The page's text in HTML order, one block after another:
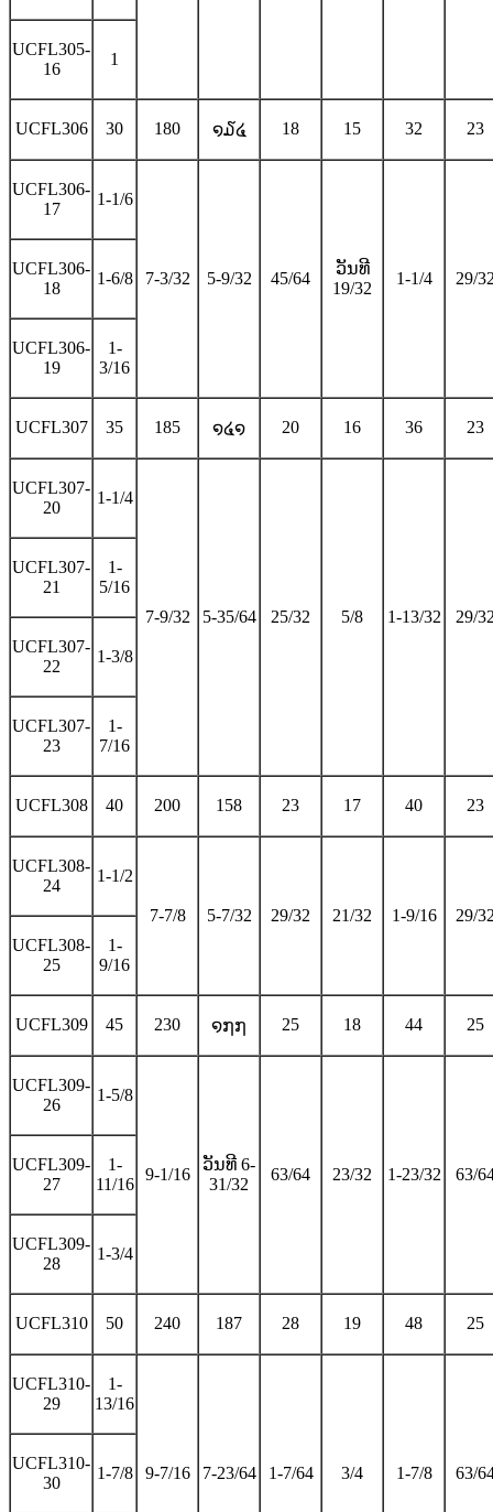
UCFL305-
16
1
UCFL306 30 180 ໑໓໔ 18 15 32 23
UCFL306-
17
1-1/6
7-3/32 5-9/32 45/64
ວັນທີ
19/32
1-1/4 29/
UCFL306-
18
1-6/8
UCFL306-
19
1-
3/16
UCFL307 35 185 ໑໔໑ 20 16 36 23
UCFL307-
20
1-1/4
7-9/32 5-35/64 25/32 5/8 1-13/32 29/
UCFL307-
21
1-
5/16
UCFL307-
22
1-3/8
UCFL307-
23
1-
7/16
UCFL308 40 200 158 23 17 40 23
UCFL308-
24
1-1/2
7-7/8 5-7/32 29/32 21/32 1-9/16
29/
UCFL308-
25
1-
9/16
UCFL309 45 230 ໑໗໗ 25 18 44 25
UCFL309-
26
1-5/8
9-1/16
ວັນທີ 6-
31/32
63/64 23/32 1-23/32 63/
UCFL309-
27
1-
11/16
UCFL309-
28
1-3/4
UCFL310 50 240 187 28 19 48 25
UCFL310-
29
1-
13/16
9-7/16 7-23/64 1-7/64 3/4 1-7/8 63/
UCFL310-
30
1-7/8